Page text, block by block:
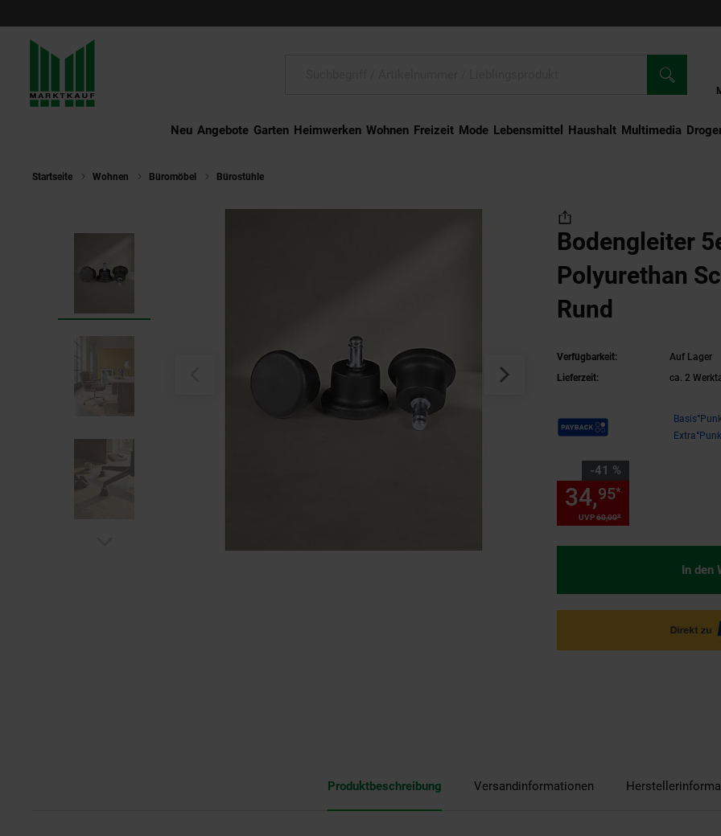
Neu Angebote Garten Heimwerken Wohnen Freizeit Mode Lebensmittel Haushalt Multimedia
Startseite Wohnen Büromöbel Bürostühle
Bodengleiter
Polyurethan
Rund
Verfügbarkeit:
Auf Lager
Lieferzeit:
ca. 2
Payback Punkte
-41 %
Sie Sparen 41 Prozent,
UVP60,00*
34,95*
In den
Produktbeschreibung Versandinformationen